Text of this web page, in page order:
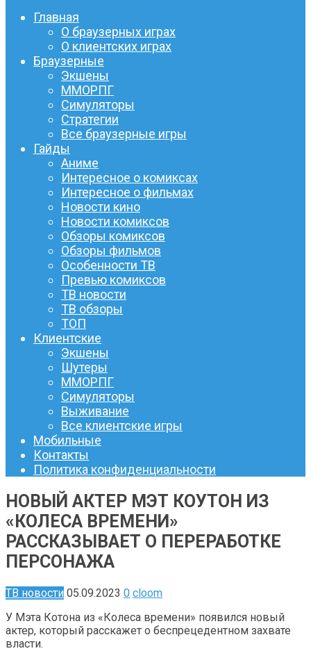
Главная
О браузерных играх
О клиентских играх
Браузерные
Экшены
ММОРПГ
Симуляторы
Стратегии
Все браузерные игры
Гайды
Аниме
Интересное о комиксах
Интересное о фильмах
Новости кино
Новости комиксов
Обзоры комиксов
Обзоры фильмов
Особенности ТВ
Превью комиксов
ТВ новости
ТВ обзоры
ТОП
Клиентские
Экшены
Шутеры
ММОРПГ
Симуляторы
Выживание
Все клиентские игры
Мобильные
Контакты
Политика конфиденциальности
НОВЫЙ АКТЕР МЭТ КОУТОН ИЗ
«КОЛЕСА ВРЕМЕНИ»
РАССКАЗЫВАЕТ О ПЕРЕРАБОТКЕ
ПЕРСОНАЖА
ТВ новости 05.09.2023 0 cloom
У Мэта Котона из «Колеса времени» появился новый
актер, который расскажет о беспрецедентном захвате
власти.